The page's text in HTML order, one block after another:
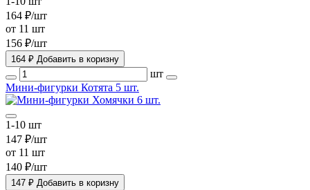
164 ₽/шт
от 11 шт
156 ₽/шт
164 ₽ Добавить в коризну
шт
Мини-фигурки Котята 5 шт.
1-10 шт
147 ₽/шт
от 11 шт
140 ₽/шт
147 ₽ Добавить в коризну